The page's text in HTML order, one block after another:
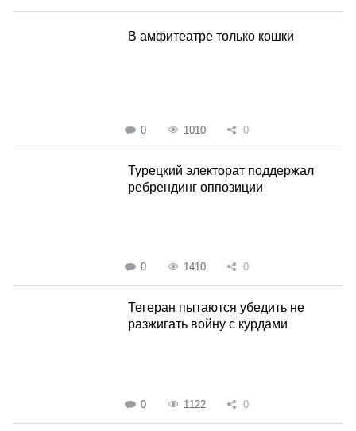
В амфитеатре только кошки
0 1010 0
Турецкий электорат поддержал
ребрендинг оппозиции
0 1410 0
Тегеран пытаются убедить не
разжигать войну с курдами
0 1122 0